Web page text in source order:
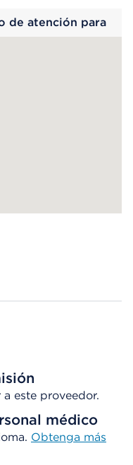
de atención para
este proveedor.
médico
Obtenga más